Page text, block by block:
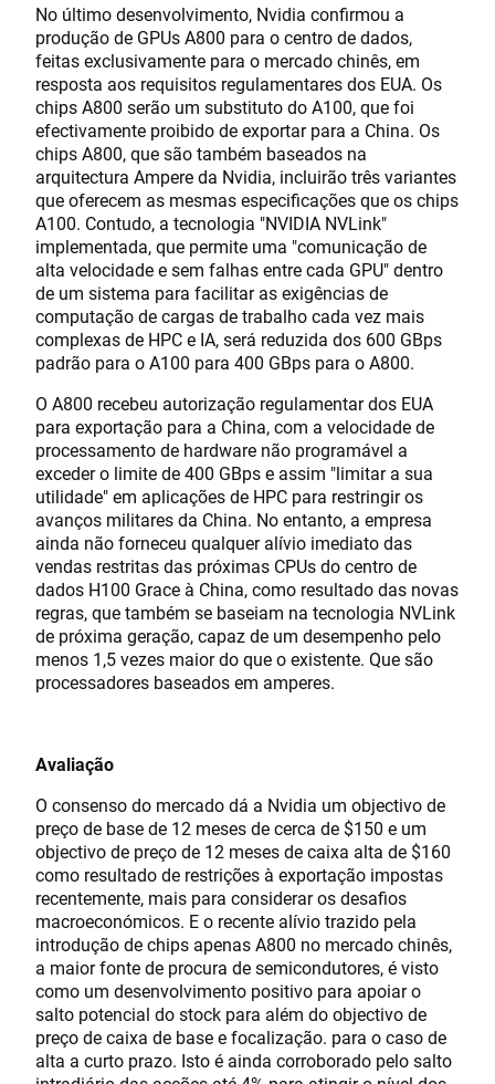
No último desenvolvimento, Nvidia confirmou a
produção de GPUs A800 para o centro de dados,
feitas exclusivamente para o mercado chinês, em
resposta aos requisitos regulamentares dos EUA. Os
chips A800 serão um substituto do A100, que foi
efectivamente proibido de exportar para a China. Os
chips A800, que são também baseados na
arquitectura Ampere da Nvidia, incluirão três variantes
que oferecem as mesmas especificações que os chips
A100. Contudo, a tecnologia "NVIDIA NVLink"
implementada, que permite uma "comunicação de
alta velocidade e sem falhas entre cada GPU" dentro
de um sistema para facilitar as exigências de
computação de cargas de trabalho cada vez mais
complexas de HPC e IA, será reduzida dos 600 GBps
padrão para o A100 para 400 GBps para o A800.
O A800 recebeu autorização regulamentar dos EUA
para exportação para a China, com a velocidade de
processamento de hardware não programável a
exceder o limite de 400 GBps e assim "limitar a sua
utilidade" em aplicações de HPC para restringir os
avanços militares da China. No entanto, a empresa
ainda não forneceu qualquer alívio imediato das
vendas restritas das próximas CPUs do centro de
dados H100 Grace à China, como resultado das novas
regras, que também se baseiam na tecnologia NVLink
de próxima geração, capaz de um desempenho pelo
menos 1,5 vezes maior do que o existente. Que são
processadores baseados em amperes.
Avaliação
O consenso do mercado dá a Nvidia um objectivo de
preço de base de 12 meses de cerca de $150 e um
objectivo de preço de 12 meses de caixa alta de $160
como resultado de restrições à exportação impostas
recentemente, mais para considerar os desafios
macroeconómicos. E o recente alívio trazido pela
introdução de chips apenas A800 no mercado chinês,
a maior fonte de procura de semicondutores, é visto
como um desenvolvimento positivo para apoiar o
salto potencial do stock para além do objectivo de
preço de caixa de base e focalização. para o caso de
alta a curto prazo. Isto é ainda corroborado pelo salto